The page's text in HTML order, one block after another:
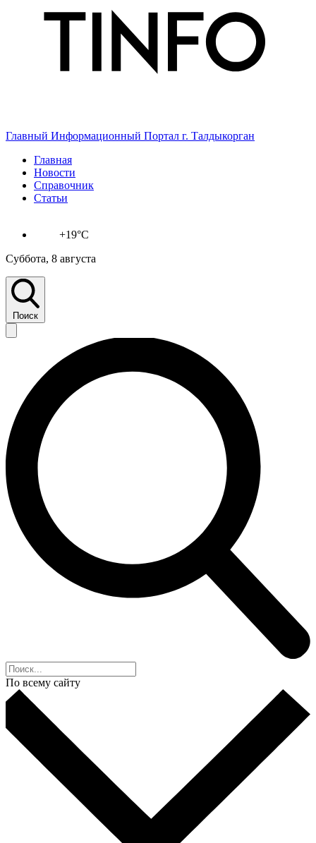
Главный Информационный Портал г. Талдыкорган
Главная
Новости
Справочник
Статьи
+19°C
Суббота, 8 августа
Поиск
По всему сайту